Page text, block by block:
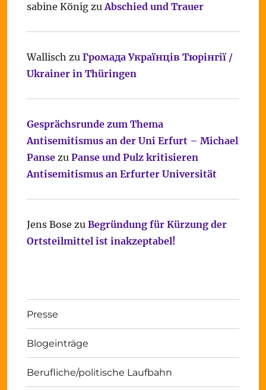
sabine KönigzuAbschied und Trauer
Wallisch zu Громада Українців Тюрінгії /
Ukrainer in Thüringen
Gesprächsrunde zum Thema
Antisemitismus an der Uni Erfurt – Michael
Pansezu Panse und Pulz kritisieren
Antisemitismus an Erfurter Universität
Jens Bose zu Begründung für Kürzung der
Ortsteilmittel ist inakzeptabel!
Presse
Blogeinträge
Berufliche/politische Laufbahn